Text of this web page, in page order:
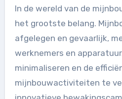
In de wereld van de
het grootste belang.
afgelegen en gevaarlijk,
werknemers en
minimaliseren en de
mijnbouwactiviteiten te